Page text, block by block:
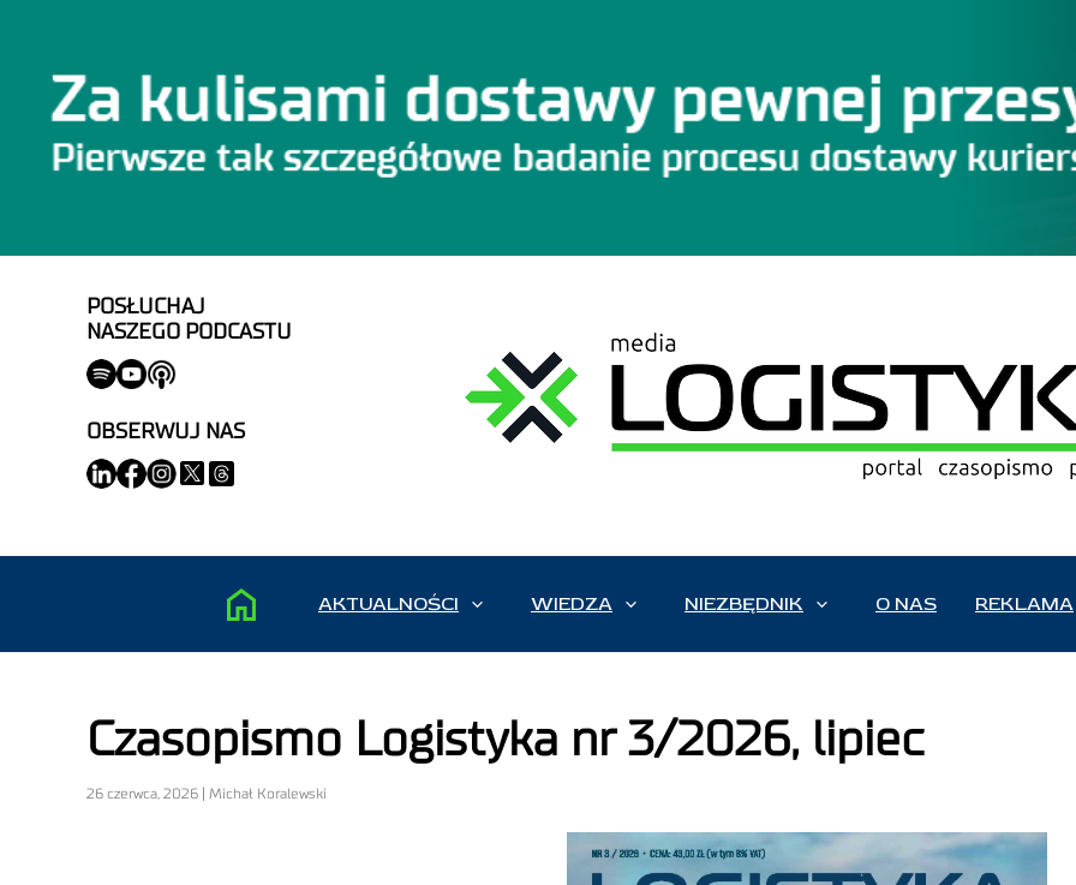
POSŁUCHAJ
NASZEGO PODCASTU
OBSERWUJ NAS
AKTUALNOŚCI WIEDZA NIEZBĘDNIK O NAS REKLAMA
Czasopismo Logistyka nr 3/2026, lipiec
26 czerwca, 2026 | Michał Koralewski